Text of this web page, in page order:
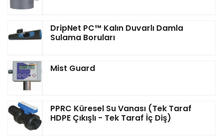
DripNet PC™ Kalın Duvarlı Damla
Sulama Boruları
Mist Guard
PPRC Küresel Su Vanası (Tek Taraf
HDPE Çıkışlı - Tek Taraf İç Diş)